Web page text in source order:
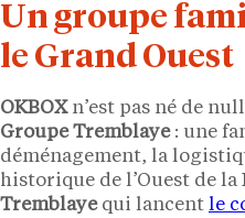
Un groupe
le Grand Ouest
OKBOXn’est pas né de
Groupe Tremblaye: une
déménagement, la
historique de l’Ouest de la
Tremblayequi lancent le